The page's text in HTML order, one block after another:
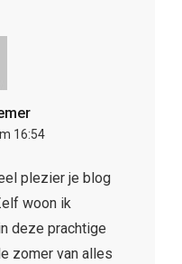
16:54
plezier je blog
woon ik
deze prachtige
zomer van alles